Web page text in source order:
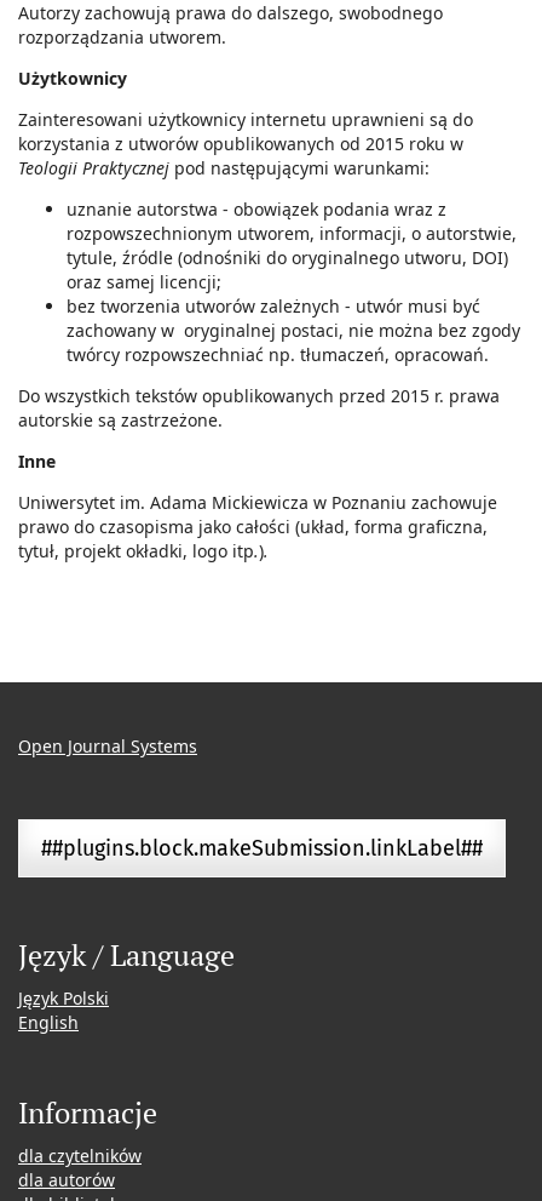
Autorzy zachowują prawa do dalszego, swobodnego
rozporządzania utworem.
Użytkownicy
Zainteresowani użytkownicy internetu uprawnieni są do
korzystania z utworów opublikowanych od 2015 roku w
Teologii Praktycznej pod następującymi warunkami:
uznanie autorstwa - obowiązek podania wraz z
rozpowszechnionym utworem, informacji, o autorstwie,
tytule, źródle (odnośniki do oryginalnego utworu, DOI)
oraz samej licencji;
bez tworzenia utworów zależnych - utwór musi być
zachowany w oryginalnej postaci, nie można bez zgody
twórcy rozpowszechniać np. tłumaczeń, opracowań.
Do wszystkich tekstów opublikowanych przed 2015 r. prawa
autorskie są zastrzeżone.
Inne
Uniwersytet im. Adama Mickiewicza w Poznaniu zachowuje
prawo do czasopisma jako całości (układ, forma graficzna,
tytuł, projekt okładki, logo itp.).
Open Journal Systems
##plugins.block.makeSubmission.linkLabel##
Język / Language
Język Polski
English
Informacje
dla czytelników
dla autorów